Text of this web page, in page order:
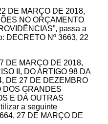
DE MARÇO DE 2018,
NO ORÇAMENTO
passa a
DECRETO Nº 3663, 22
DE MARÇO DE 2018,
II, DO ARTIGO 98 DA
DE 27 DE DEZEMBRO
DOS GRANDES
E DÁ OUTRAS
a seguinte
27 DE MARÇO DE